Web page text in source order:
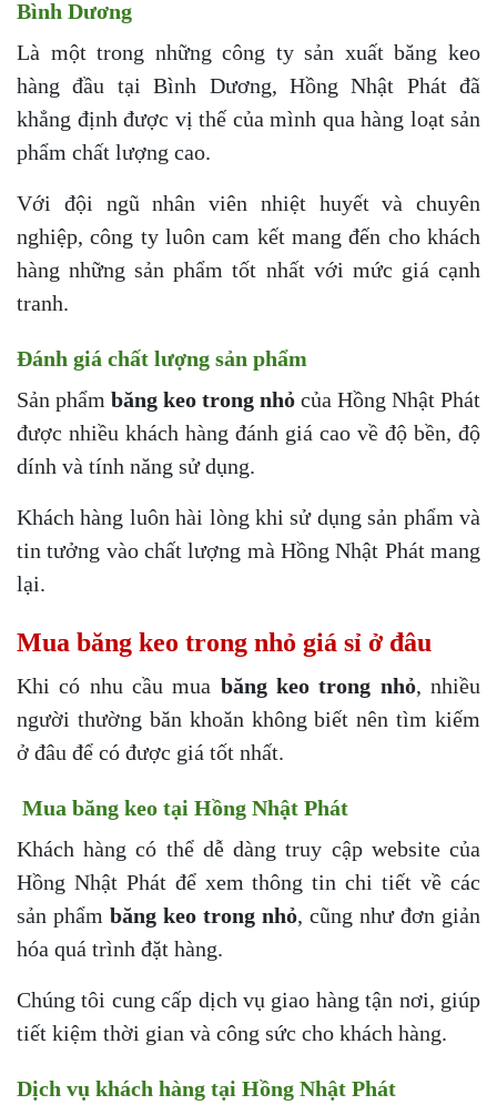
Bình Dương
Là một trong những công ty sản xuất băng keo
hàng đầu tại Bình Dương, Hồng Nhật Phát đã
khẳng định được vị thế của mình qua hàng loạt sản
phẩm chất lượng cao.
Với đội ngũ nhân viên nhiệt huyết và chuyên
nghiệp, công ty luôn cam kết mang đến cho khách
hàng những sản phẩm tốt nhất với mức giá cạnh
tranh.
Đánh giá chất lượng sản phẩm
Sản phẩm băng keo trong nhỏ của Hồng Nhật Phát
được nhiều khách hàng đánh giá cao về độ bền, độ
dính và tính năng sử dụng.
Khách hàng luôn hài lòng khi sử dụng sản phẩm và
tin tưởng vào chất lượng mà Hồng Nhật Phát mang
lại.
Mua băng keo trong nhỏ giá sỉ ở đâu
Khi có nhu cầu mua băng keo trong nhỏ, nhiều
người thường băn khoăn không biết nên tìm kiếm
ở đâu để có được giá tốt nhất.
Mua băng keo tại Hồng Nhật Phát
Khách hàng có thể dễ dàng truy cập website của
Hồng Nhật Phát để xem thông tin chi tiết về các
sản phẩm băng keo trong nhỏ, cũng như đơn giản
hóa quá trình đặt hàng.
Chúng tôi cung cấp dịch vụ giao hàng tận nơi, giúp
tiết kiệm thời gian và công sức cho khách hàng.
Dịch vụ khách hàng tại Hồng Nhật Phát